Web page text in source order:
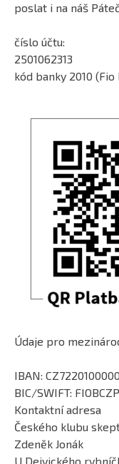
poslat i na náš
číslo účtu:
2501062313
kód banky 2010 (Fio
Údaje pro
IBAN:
BIC/SWIFT:
Kontaktní adresa
Českého klubu
Zdeněk Jonák
U Dejvického